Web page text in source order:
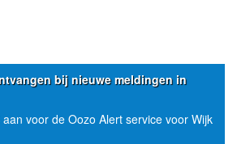
bij nieuwe meldingen in
voor de Oozo Alert service voor Wijk